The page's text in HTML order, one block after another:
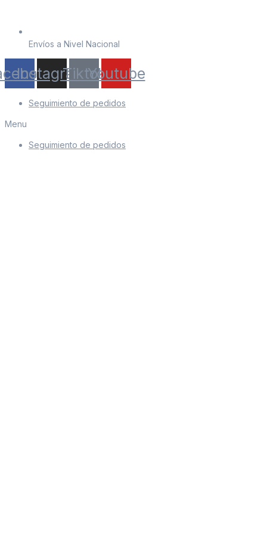
Envíos a Nivel Nacional
Instagram
TiktokYoutube
Seguimiento de pedidos
Menu
Seguimiento de pedidos